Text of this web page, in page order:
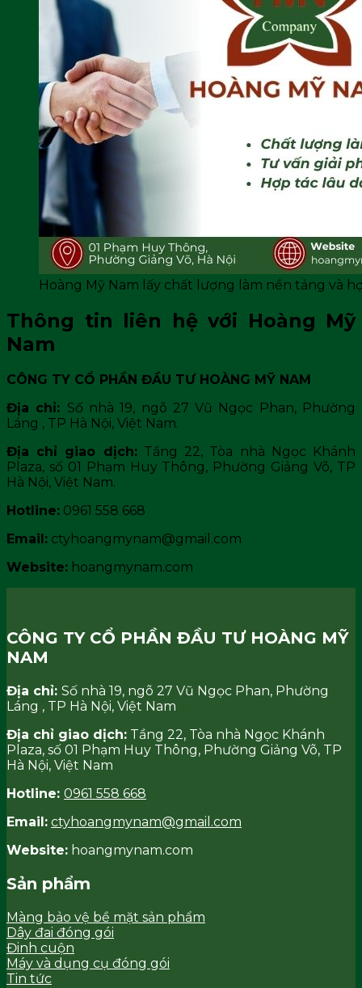
Hoàng Mỹ Nam lấy chất lượng làm nền tảng và
Thông tin liên hệ với Hoàng Mỹ
Nam
CÔNG TY CỔ PHẦN ĐẦU TƯ HOÀNG MỸ NAM
Địa chỉ: Số nhà 19, ngõ 27 Vũ Ngọc Phan, Phường
Láng , TP Hà Nội, Việt Nam.
Địa chỉ giao dịch:Tầng 22, Tòa nhà Ngọc Khánh
Plaza, số 01 Phạm Huy Thông, Phường Giảng Võ, TP
Hà Nội, Việt Nam.
Hotline: 0961 558 668
Email: ctyhoangmynam@gmail.com
Website: hoangmynam.com
CÔNG TY CỔ PHẦN ĐẦU TƯ HOÀNG MỸ
NAM
Địa chỉ: Số nhà 19, ngõ 27 Vũ Ngọc Phan, Phường
Láng , TP Hà Nội, Việt Nam
Địa chỉ giao dịch: Tầng 22, Tòa nhà Ngọc Khánh
Plaza, số 01 Phạm Huy Thông, Phường Giảng Võ, TP
Hà Nội, Việt Nam
Hotline: 0961 558 668
Email: ctyhoangmynam@gmail.com
Website: hoangmynam.com
Sản phẩm
Màng bảo vệ bề mặt sản phẩm
Dây đai đóng gói
Đinh cuộn
Máy và dụng cụ đóng gói
Tin tức